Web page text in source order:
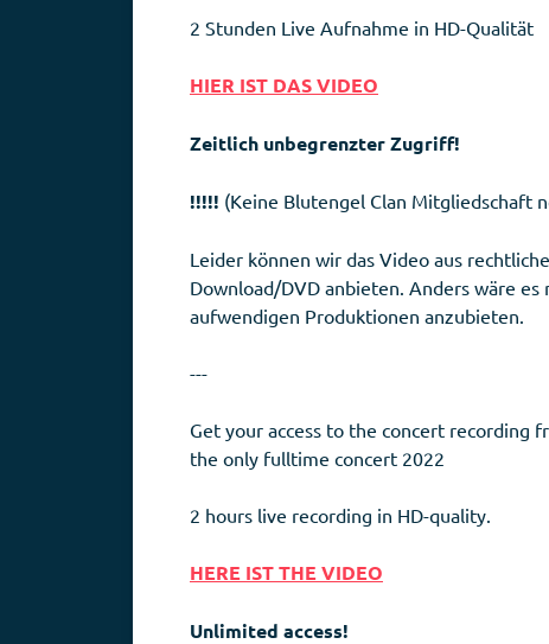
2 Stunden Live Aufnahme in HD-Qualität
HIER IST DAS VIDEO
Zeitlich unbegrenzter Zugriff!
!!!!! (Keine Blutengel Clan Mitgliedschaft
Leider können wir das Video aus
Download/DVD anbieten. Anders wäre es
aufwendigen Produktionen anzubieten.
---
Get your access to the concert recording
the only fulltime concert 2022
2 hours live recording in HD-quality.
HERE IST THE VIDEO
Unlimited access!